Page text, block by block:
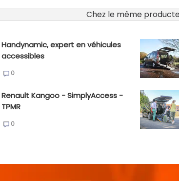
Chez le même
Handynamic, expert en véhicules
accessibles
0
Renault Kangoo - SimplyAccess -
TPMR
0